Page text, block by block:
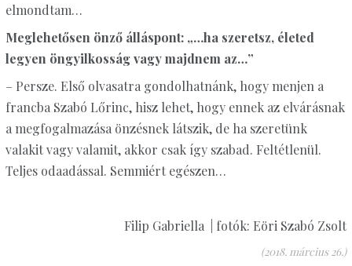
elmondtam…
Meglehetősen önző álláspont: „…ha szeretsz, életed
legyen öngyilkosság vagy majdnem az…”
– Persze. Első olvasatra gondolhatnánk, hogy menjen a
francba Szabó Lőrinc, hisz lehet, hogy ennek az elvárásnak
a megfogalmazása önzésnek látszik, de ha szeretünk
valakit vagy valamit, akkor csak így szabad. Feltétlenül.
Teljes odaadással. Semmiért egészen…
Filip Gabriella | fotók: Eöri Szabó Zsolt
(2018. március 26.)